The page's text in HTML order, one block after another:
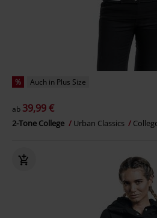
% Auch in Plus Size
ab 39,99 €
2-Tone College Urban Classics